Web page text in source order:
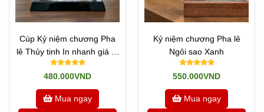
Cúp Kỷ niệm chương Pha
lê Thủy tinh In nhanh giá rẻ
Mẫu Thuyền Buồm 2 cánh
480.000VND
Mua ngay
Kỷ niệm chương Pha lê
Ngôi sao Xanh
550.000VND
Mua ngay